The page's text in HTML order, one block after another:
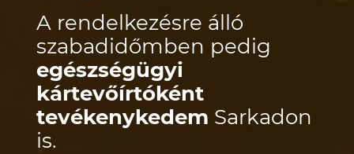
A rendelkezésre álló
szabadidőmben pedig
egészségügyi
kártevőírtóként
tevékenykedem Sarkadon
is.